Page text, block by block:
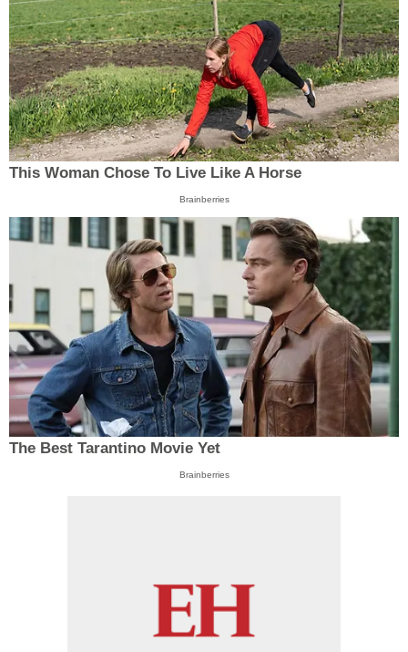
This Woman Chose To Live Like A Horse
Brainberries
The Best Tarantino Movie Yet
Brainberries